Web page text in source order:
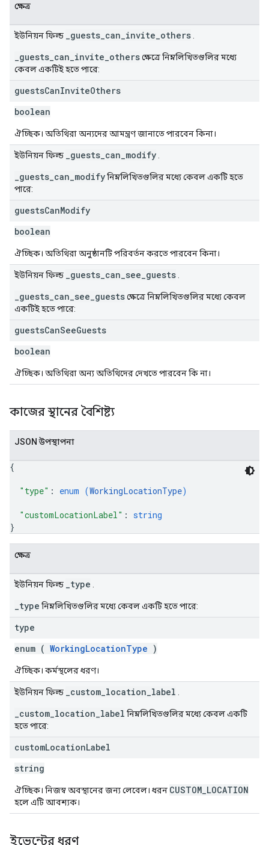
ক্ষেত্র
ইউনিয়ন ফিল্ড _guests_can_invite_others
_guests_can_invite_othersক্ষেত্রে নিম্নলিখিতগুলির মধ্যে
কেবল একটিই হতে পারে:
guestsCanInviteOthers
boolean
ঐচ্ছিক। অতিথিরা অন্যদের আমন্ত্রণ জানাতে পারবেন কিনা।
ইউনিয়ন ফিল্ড _guests_can_modify
_guests_can_modifyনিম্নলিখিতগুলির মধ্যে কেবল একটি হতে
পারে:
guestsCanModify
boolean
ঐচ্ছিক। অতিথিরা অনুষ্ঠানটি পরিবর্তন করতে পারবেন কিনা।
ইউনিয়ন ফিল্ড _guests_can_see_guests
_guests_can_see_guestsক্ষেত্রে নিম্নলিখিতগুলির মধ্যে কেবল
একটিই হতে পারে:
guestsCanSeeGuests
boolean
ঐচ্ছিক। অতিথিরা অন্য অতিথিদের দেখতে পারবেন কি না।
কাজের স্থানের বৈশিষ্ট্য
JSON উপস্থাপনা
{
"type" : enum (WorkingLocationType)
"customLocationLabel" : string
}
ক্ষেত্র
ইউনিয়ন ফিল্ড _type
_type নিম্নলিখিতগুলির মধ্যে কেবল একটি হতে পারে:
type
enum ( WorkingLocationType )
ঐচ্ছিক। কর্মস্থলের ধরণ।
ইউনিয়ন ফিল্ড _custom_location_label
_custom_location_label নিম্নলিখিতগুলির মধ্যে কেবল একটি
হতে পারে:
customLocationLabel
string
ঐচ্ছিক। নিজস্ব অবস্থানের জন্য লেবেল। ধরন CUSTOM_LOCATION
হলে এটি আবশ্যক।
ইভেন্টের ধরণ